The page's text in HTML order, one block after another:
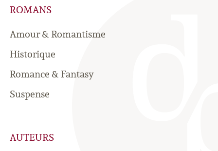
ROMANS
Amour & Romantisme
Historique
Romance & Fantasy
Suspense
AUTEURS